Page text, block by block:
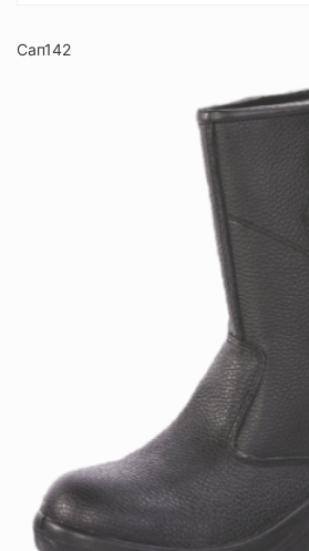
Сап142